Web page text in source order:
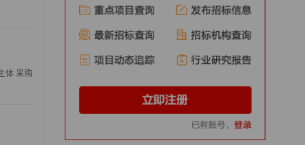
体 采购